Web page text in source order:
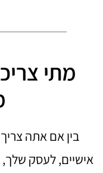
מתי
בין אם אתה
אישיים, לעסק שלך,